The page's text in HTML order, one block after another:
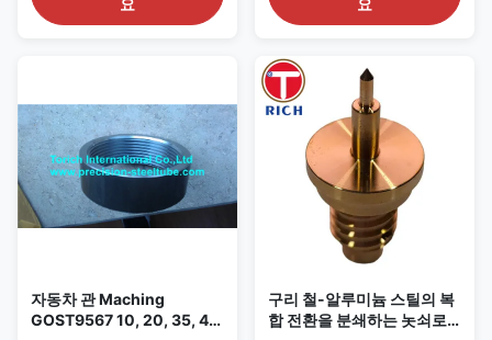
B16.5,DIN2630WN,JIS2220PL,ASTM
Stainless Steel
:F51,F53,F55,F60 Type: (1)PL:
...
요
aluminum; brass; copper;
treatment Blackening,
polishing,anodize, chrome
plating, zinc plating, nickel
plating, ...
요
자동차 관 Maching
GOST9567 10, 20, 35, 45
구리 철-알루미늄 스틸의 복
합 전환을 분쇄하는 놋쇠로